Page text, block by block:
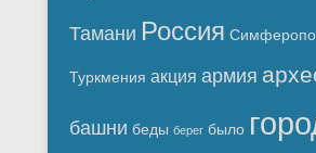
Тамани Россия
Туркмения акция армия
башни беды берег было